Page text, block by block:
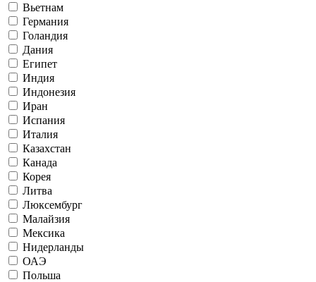
Вьетнам
Германия
Голандия
Дания
Египет
Индия
Индонезия
Иран
Испания
Италия
Казахстан
Канада
Корея
Литва
Люксембург
Малайзия
Мексика
Нидерланды
ОАЭ
Польша